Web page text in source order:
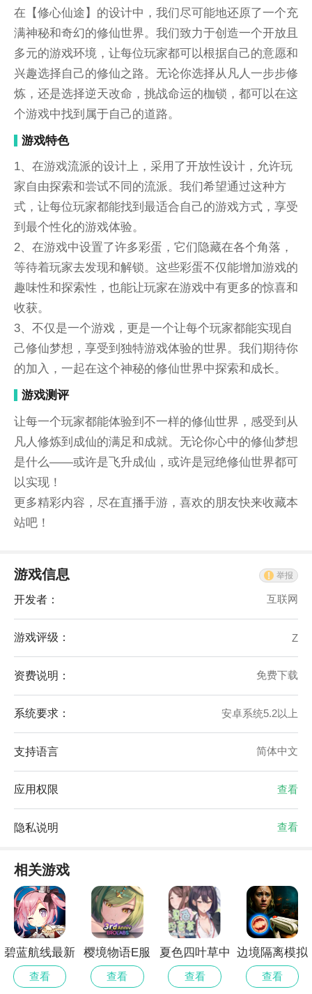
在【修心仙途】的设计中，我们尽可能地还原了一个充
满神秘和奇幻的修仙世界。我们致力于创造一个开放且
多元的游戏环境，让每位玩家都可以根据自己的意愿和
兴趣选择自己的修仙之路。无论你选择从凡人一步步修
炼，还是选择逆天改命，挑战命运的枷锁，都可以在这
个游戏中找到属于自己的道路。
游戏特色
1、在游戏流派的设计上，采用了开放性设计，允许玩
家自由探索和尝试不同的流派。我们希望通过这种方
式，让每位玩家都能找到最适合自己的游戏方式，享受
到最个性化的游戏体验。
2、在游戏中设置了许多彩蛋，它们隐藏在各个角落，
等待着玩家去发现和解锁。这些彩蛋不仅能增加游戏的
趣味性和探索性，也能让玩家在游戏中有更多的惊喜和
收获。
3、不仅是一个游戏，更是一个让每个玩家都能实现自
己修仙梦想，享受到独特游戏体验的世界。我们期待你
的加入，一起在这个神秘的修仙世界中探索和成长。
游戏测评
让每一个玩家都能体验到不一样的修仙世界，感受到从
凡人修炼到成仙的满足和成就。无论你心中的修仙梦想
是什么——或许是飞升成仙，或许是冠绝修仙世界都可
以实现！
更多精彩内容，尽在直播手游，喜欢的朋友快来收藏本
站吧！
游戏信息 举报
开发者： 互联网
游戏评级： Z
资费说明： 免费下载
系统要求： 安卓系统5.2以上
支持语言 简体中文
应用权限 查看
隐私说明 查看
相关游戏
碧蓝航线最新
官网
查看
樱境物语E服
精简版
查看
夏色四叶草中
文版
查看
边境隔离模拟
器修改版
查看